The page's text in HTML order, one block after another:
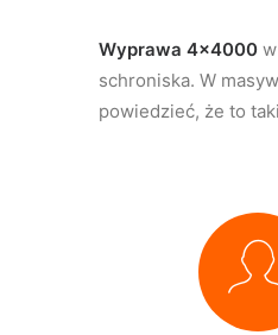
Wyprawa 4×4000
schroniska. W
powiedzieć, że to